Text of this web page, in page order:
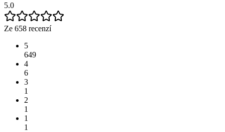
5.0
Ze 658 recenzí
5
649
4
6
3
1
2
1
1
1